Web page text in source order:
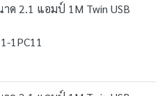
ด 2.1 แอมป์ 1M Twin USB
1PC11